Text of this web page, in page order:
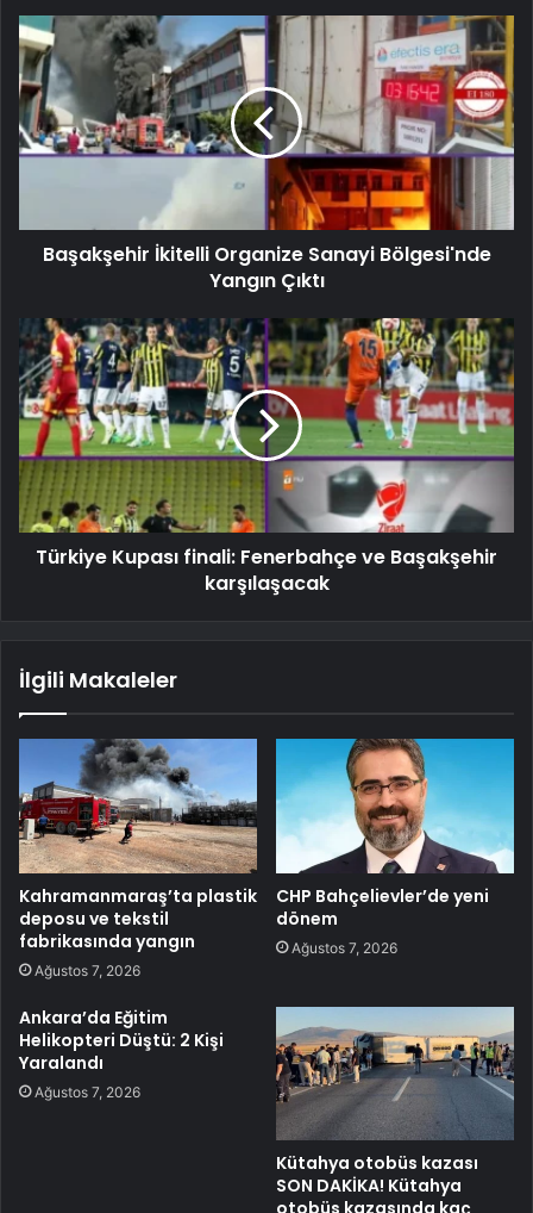
Başakşehir İkitelli Organize Sanayi Bölgesi'nde
Yangın Çıktı
Türkiye Kupası finali: Fenerbahçe ve Başakşehir
karşılaşacak
İlgili Makaleler
Kahramanmaraş’ta plastik
deposu ve tekstil
fabrikasında yangın
Ağustos 7, 2026
CHP Bahçelievler’de yeni
dönem
Ağustos 7, 2026
Ankara’da Eğitim
Helikopteri Düştü: 2 Kişi
Yaralandı
Ağustos 7, 2026
Kütahya otobüs kazası
SON DAKİKA! Kütahya